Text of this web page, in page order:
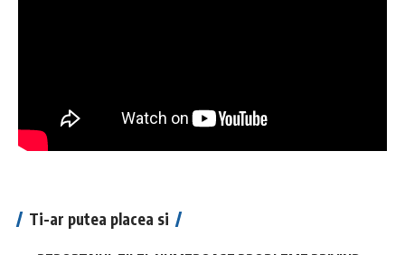
Ti-ar putea placea si